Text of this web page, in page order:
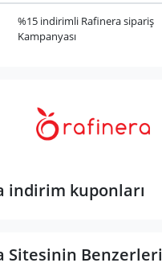
%15 indirimli Rafinera sipariş
Kampanyası
indirim kuponları
Sitesinin Benzerleri